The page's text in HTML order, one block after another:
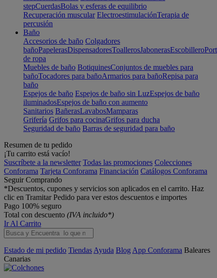
stepCuerdasBolas y esferas de equilibrio
Recuperación muscular ElectroestimulaciónTerapia de
percusión
Baño
Accesorios de baño Colgadores
bañoPapelerasDispensadoresToallerosJabonerasEscobillero
de ropa
Muebles de baño BotiquinesConjuntos de muebles para
bañoTocadores para bañoArmarios para bañoRepisa para
baño
Espejos de baño Espejos de baño sin LuzEspejos de baño
iluminadosEspejos de baño con aumento
Sanitarios BañerasLavabosMamparas
Grifería Grifos para cocinaGrifos para ducha
Seguridad de baño Barras de seguridad para baño
Resumen de tu pedido
¡Tu carrito está vacío!
Suscríbete a la newsletter Todas las promociones Colecciones
Conforama Tarjeta Conforama Financiación Catálogos Conforama
Seguir Comprando
*Descuentos, cupones y servicios son aplicados en el carrito. Haz
clic en Tramitar Pedido para ver estos descuentos e importes
Pago 100% seguro
Total con descuento (IVA incluido*)
Ir Al Carrito
Estado de mi pedido Tiendas Ayuda Blog App Conforama Baleares
Canarias